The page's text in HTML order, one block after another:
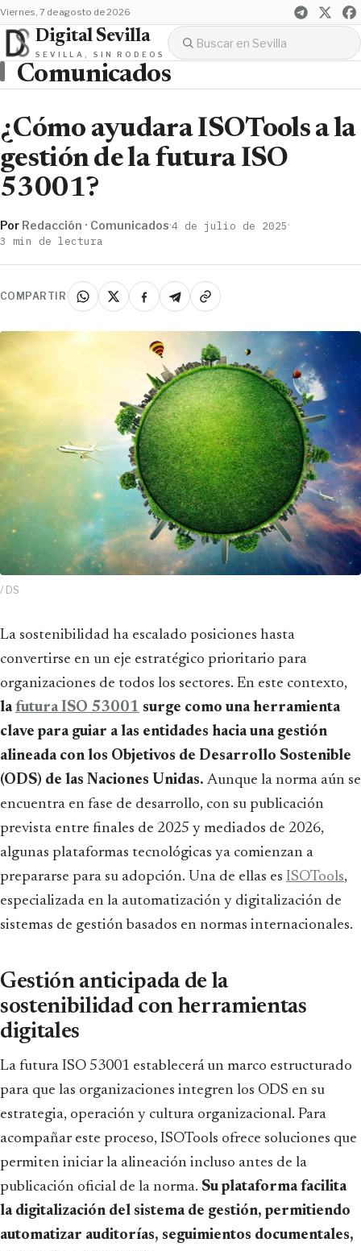
viernes, 7 de agosto de 2026
Digital Sevilla
SEVILLA, SIN RODEOS
Comunicados
¿Cómo ayudara ISOTools a la
gestión de la futura ISO
53001?
Por Redacción · Comunicados·4 de julio de 2025·
3 min de lectura
COMPARTIR
/ DS
La sostenibilidad ha escalado posiciones hasta
convertirse en un eje estratégico prioritario para
organizaciones de todos los sectores. En este contexto,
lafutura ISO 53001 surge como una herramienta
clave para guiar a las entidades hacia una gestión
alineada con los Objetivos de Desarrollo Sostenible
(ODS) de las Naciones Unidas. Aunque la norma aún se
encuentra en fase de desarrollo, con su publicación
prevista entre finales de 2025 y mediados de 2026,
algunas plataformas tecnológicas ya comienzan a
prepararse para su adopción. Una de ellas es ISOTools,
especializada en la automatización y digitalización de
sistemas de gestión basados en normas internacionales.
Gestión anticipada de la
sostenibilidad con herramientas
digitales
La futura ISO 53001 establecerá un marco estructurado
para que las organizaciones integren los ODS en su
estrategia, operación y cultura organizacional. Para
acompañar este proceso, ISOTools ofrece soluciones que
permiten iniciar la alineación incluso antes de la
publicación oficial de la norma. Su plataforma facilita
la digitalización del sistema de gestión, permitiendo
automatizar auditorías, seguimientos documentales,